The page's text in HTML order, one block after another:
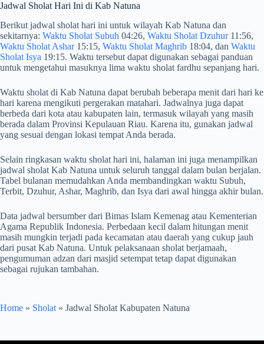
Jadwal Sholat Hari Ini di Kab Natuna
Berikut jadwal sholat hari ini untuk wilayah Kab Natuna dan
sekitarnya: Waktu Sholat Subuh 04:26, Waktu Sholat Dzuhur11:56,
Waktu Sholat Ashar15:15, Waktu Sholat Maghrib 18:04, dan Waktu
Sholat Isya 19:15. Waktu tersebut dapat digunakan sebagai panduan
untuk mengetahui masuknya lima waktu sholat fardhu sepanjang hari.
Waktu sholat di Kab Natuna dapat berubah beberapa menit dari hari ke
hari karena mengikuti pergerakan matahari. Jadwalnya juga dapat
berbeda dari kota atau kabupaten lain, termasuk wilayah yang masih
berada dalam Provinsi Kepulauan Riau. Karena itu, gunakan jadwal
yang sesuai dengan lokasi tempat Anda berada.
Selain ringkasan waktu sholat hari ini, halaman ini juga menampilkan
jadwal sholat Kab Natuna untuk seluruh tanggal dalam bulan berjalan.
Tabel bulanan memudahkan Anda membandingkan waktu Subuh,
Terbit, Dzuhur, Ashar, Maghrib, dan Isya dari awal hingga akhir bulan.
Data jadwal bersumber dari Bimas Islam Kemenag atau Kementerian
Agama Republik Indonesia. Perbedaan kecil dalam hitungan menit
masih mungkin terjadi pada kecamatan atau daerah yang cukup jauh
dari pusat Kab Natuna. Untuk pelaksanaan sholat berjamaah,
pengumuman adzan dari masjid setempat tetap dapat digunakan
sebagai rujukan tambahan.
Home » Sholat » Jadwal Sholat Kabupaten Natuna